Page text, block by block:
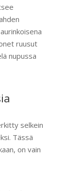
ruusut
nupussa
selkein
Tässä
on vain